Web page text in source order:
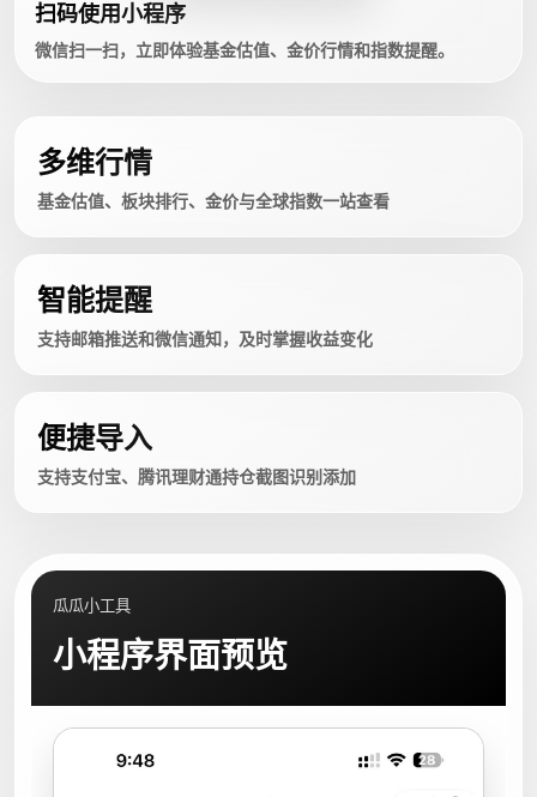
扫码使用小程序
微信扫一扫，立即体验基金估值、金价行情和指数提醒。
多维行情
基金估值、板块排行、金价与全球指数一站查看
智能提醒
支持邮箱推送和微信通知，及时掌握收益变化
便捷导入
支持支付宝、腾讯理财通持仓截图识别添加
瓜瓜小工具
小程序界面预览